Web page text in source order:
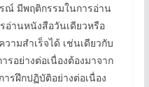
ณ์ มีพฤติกรรมในการอ่าน
อ่านหนังสือวันเดียวหรือ
ามสำเร็จได้ เช่นเดียวกับ
อย่างต่อเนื่องต้องมาจาก
รฝึกปฏิบัติอย่างต่อเนื่อง